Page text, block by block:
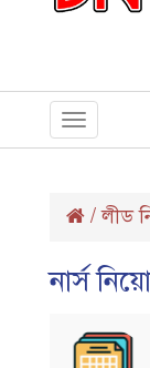
Toggle
/লীড
নার্স